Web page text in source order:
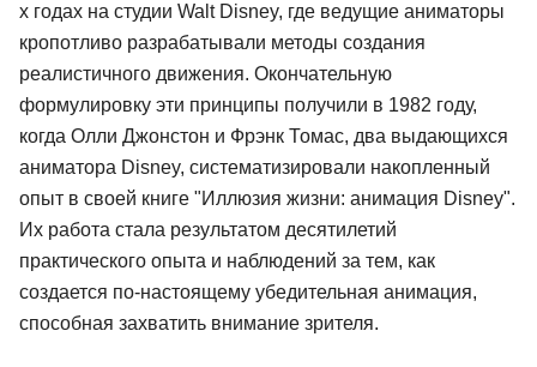
х годах на студии Walt Disney, где ведущие аниматоры
кропотливо разрабатывали методы создания
реалистичного движения. Окончательную
формулировку эти принципы получили в 1982 году,
когда Олли Джонстон и Фрэнк Томас, два выдающихся
аниматора Disney, систематизировали накопленный
опыт в своей книге "Иллюзия жизни: анимация Disney".
Их работа стала результатом десятилетий
практического опыта и наблюдений за тем, как
создается по-настоящему убедительная анимация,
способная захватить внимание зрителя.